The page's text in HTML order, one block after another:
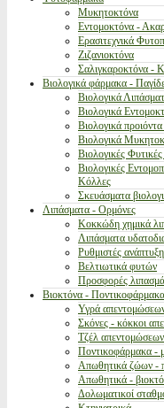
Μυκητοκτόνα
Εντομοκτόνα -
Ερασιτεχνικά
Ζιζανιοκτόνα
Σαλιγκαροκτόνα -
Βιολογικά φάρμακα -
Βιολογικά
Βιολογικά
Βιολογικά
Βιολογικά
Βιολογικές
Βιολογικές
Κόλλες
Σκευάσματα
Λιπάσματα - Ορμόνες
Κοκκώδη χημικά
Λιπάσματα
Ρυθμιστές
Βελτιωτικά φυτών
Προσφορές
Βιοκτόνα -
Υγρά
Σκόνες - κόκκοι
Τζέλ
Ποντικοφάρμακα -
Απωθητικά ζώων -
Απωθητικά -
Δολωματικοί